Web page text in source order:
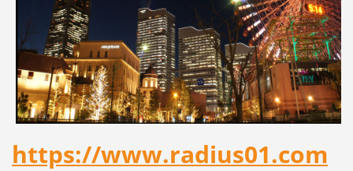
https://www.radius01.com